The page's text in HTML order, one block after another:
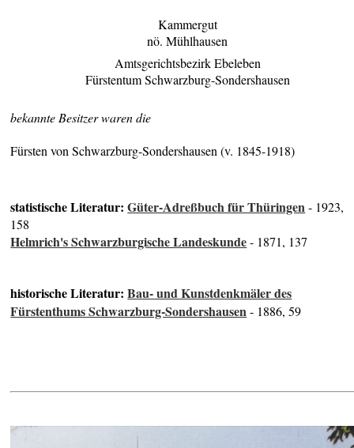
Kammergut
nö. Mühlhausen
Amtsgerichtsbezirk Ebeleben
Fürstentum Schwarzburg-Sondershausen
bekannte Besitzer waren die
Fürsten von Schwarzburg-Sondershausen (v. 1845-1918)
statistische Literatur:Güter-Adreßbuch für Thüringen- 1923,
158
Helmrich's Schwarzburgische Landeskunde- 1871, 137
historische Literatur:Bau- und Kunstdenkmäler des
Fürstenthums Schwarzburg-Sondershausen- 1886, 59